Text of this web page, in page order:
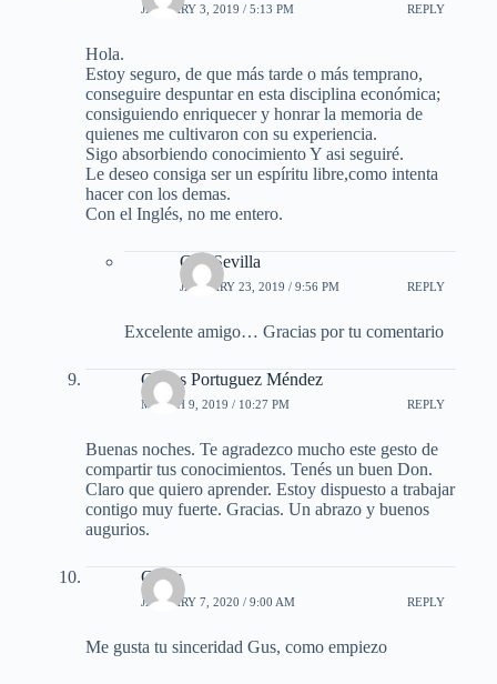
JANUARY 3, 2019 / 5:13 PM REPLY
Hola.
Estoy seguro, de que más tarde o más temprano,
conseguire despuntar en esta disciplina económica;
consiguiendo enriquecer y honrar la memoria de
quienes me cultivaron con su experiencia.
Sigo absorbiendo conocimiento Y asi seguiré.
Le deseo consiga ser un espíritu libre,como intenta
hacer con los demas.
Con el Inglés, no me entero.
Gus Sevilla
JANUARY 23, 2019 / 9:56 PM REPLY
Excelente amigo… Gracias por tu comentario
Carlos Portuguez Méndez
MARCH 9, 2019 / 10:27 PM REPLY
Buenas noches. Te agradezco mucho este gesto de
compartir tus conocimientos. Tenés un buen Don.
Claro que quiero aprender. Estoy dispuesto a trabajar
contigo muy fuerte. Gracias. Un abrazo y buenos
augurios.
Cesar
JANUARY 7, 2020 / 9:00 AM REPLY
Me gusta tu sinceridad Gus, como empiezo